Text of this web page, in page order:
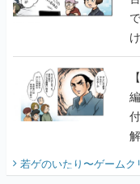
若ゲのいたり〜ゲーム